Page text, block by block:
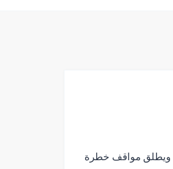
ويطلق مواقف خطرة